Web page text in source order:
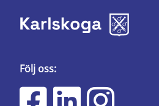
Följ oss: